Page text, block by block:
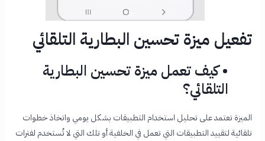
تفعيل ميزة تحسين البطارية التلقائي
• كيف تعمل ميزة تحسين البطارية
التلقائي؟
الميزة تعتمد على تحليل استخدام التطبيقات بشكل يومي واتخاذ خطوات
تلقائية لتقييد التطبيقات التي تعمل في الخلفية أو تلك التي لا تُستخدم لفترات